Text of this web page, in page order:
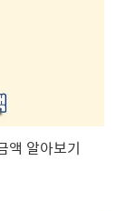
액 알아보기